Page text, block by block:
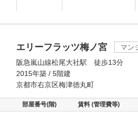
エリーフラッツ梅ノ宮
マン
阪急嵐山線松尾大社駅 徒歩13分
2015年築 / 5階建
京都市右京区梅津徳丸町
部屋番号(階) 賃料 (管理費等)